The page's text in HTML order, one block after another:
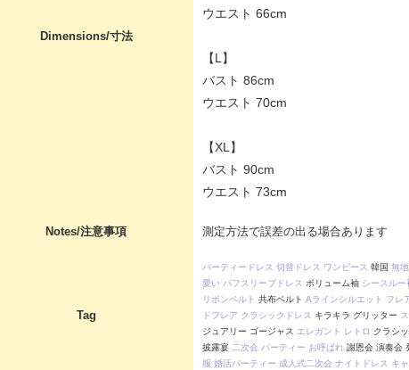
Dimensions/寸法
ウエスト 66cm
【L】
バスト 86cm
ウエスト 70cm
【XL】
バスト 90cm
ウエスト 73cm
Notes/注意事項 測定方法で誤差の出る場合あります
Tag
パーティードレス 切替ドレス ワンピース 韓国 無地
愛い パフスリーブドレス ボリューム袖 シースルー
リボンベルト 共布ベルト Aラインシルエット フレ
ドフレア クラシックドレス キラキラ グリッター
ジュアリー ゴージャス エレガント レトロ クラシ
披露宴 二次会 パーティー お呼ばれ謝恩会 演奏会
服 婚活パーティー 成人式二次会 ナイトドレス キ